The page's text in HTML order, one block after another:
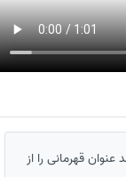
قهرمانی را از